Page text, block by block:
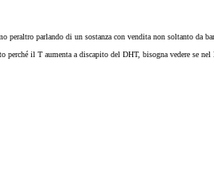
parlando di un sostanza con vendita non soltanto da
il T aumenta a discapito del DHT, bisogna vedere se nel